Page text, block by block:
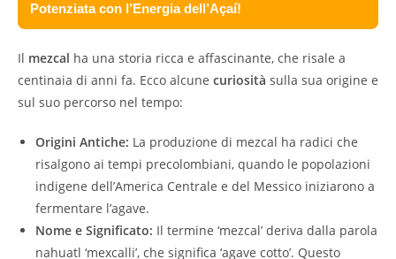
Potenziata con l’Energia dell’Açaí!
Il mezcal ha una storia ricca e affascinante, che risale a
centinaia di anni fa. Ecco alcune curiosità sulla sua origine e
sul suo percorso nel tempo:
Origini Antiche: La produzione di mezcal ha radici che
risalgono ai tempi precolombiani, quando le popolazioni
indigene dell’America Centrale e del Messico iniziarono a
fermentare l’agave.
Nome e Significato: Il termine ‘mezcal’ deriva dalla parola
nahuatl ‘mexcalli’, che significa ‘agave cotto’. Questo